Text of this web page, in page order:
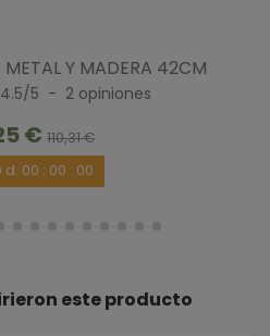
METAL Y MADERA 42CM
4.5/5 - 2 opiniones
€ 110,31 €
d. 00 : 00 : 00
este producto